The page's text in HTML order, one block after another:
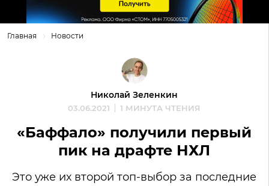
Главная Новости
Николай Зеленкин
03.06.2021 1 МИНУТА ЧТЕНИЯ
«Баффало» получили первый
пик на драфте НХЛ
Это уже их второй топ-выбор за последние